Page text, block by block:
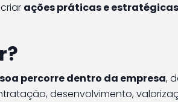
ações práticas e estratégicas
percorre dentro da empresa,
desenvolvimento,